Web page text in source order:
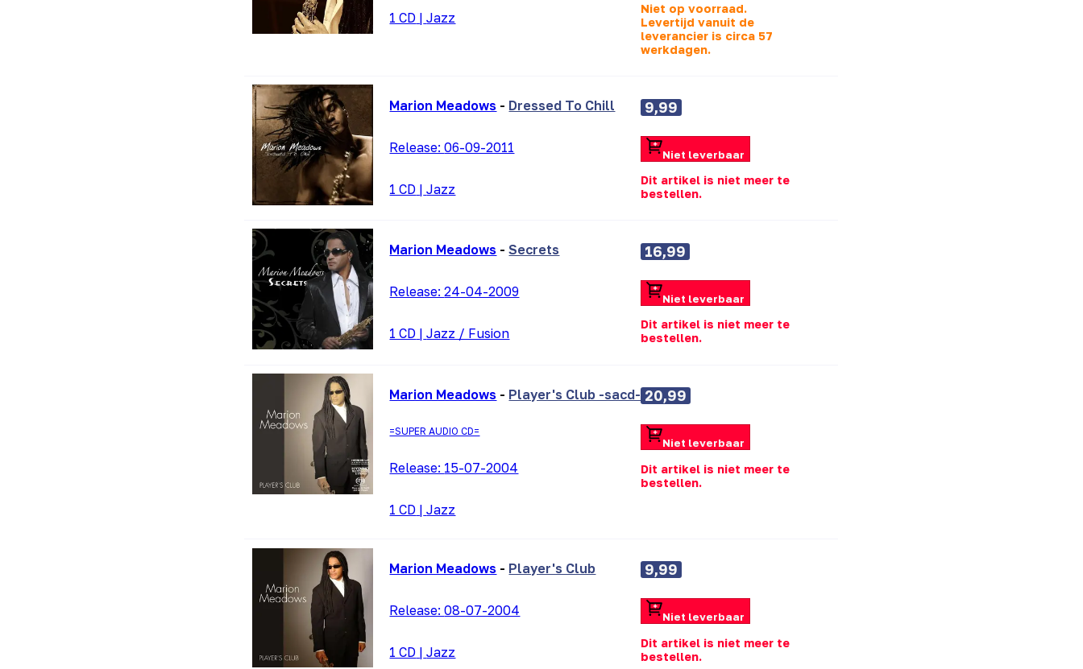
1 CD | Jazz
Niet op voorraad.
Levertijd vanuit de
leverancier is circa 57
werkdagen.
Marion Meadows - Dressed To Chill
Release:06-09-2011
1 CD | Jazz
9,99
Niet leverbaar
Dit artikel is niet meer te
bestellen.
Marion Meadows -Secrets
Release:24-04-2009
1 CD | Jazz / Fusion
16,99
Niet leverbaar
Dit artikel is niet meer te
bestellen.
Marion Meadows - Player's Club -sacd-
=SUPER AUDIO CD=
Release: 15-07-2004
1 CD | Jazz
20,99
Niet leverbaar
Dit artikel is niet meer te
bestellen.
Marion Meadows - Player's Club
Release:08-07-2004
1 CD | Jazz
9,99
Niet leverbaar
Dit artikel is niet meer te
bestellen.